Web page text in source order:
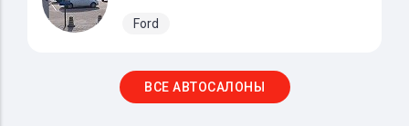
Ford
ВСЕ АВТОСАЛОНЫ